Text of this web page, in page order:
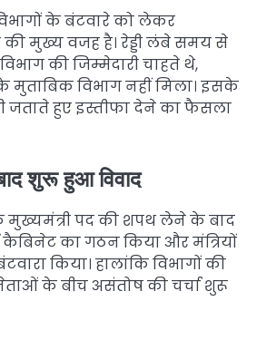
के बंटवारे को लेकर
मुख्य वजह है। रेड्डी लंबे समय से
की जिम्मेदारी चाहते थे,
मुताबिक विभाग नहीं मिला। इसके
जताते हुए इस्तीफा देने का फैसला
शुरू हुआ विवाद
मुख्यमंत्री पद की शपथ लेने के बाद
का गठन किया और मंत्रियों
किया। हालांकि विभागों की
के बीच असंतोष की चर्चा शुरू